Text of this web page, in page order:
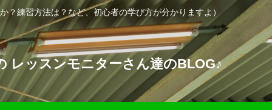
練習方法は？など、初心者の学び方が分かりますよ）
レッスンモニターさん達のBLOG♪